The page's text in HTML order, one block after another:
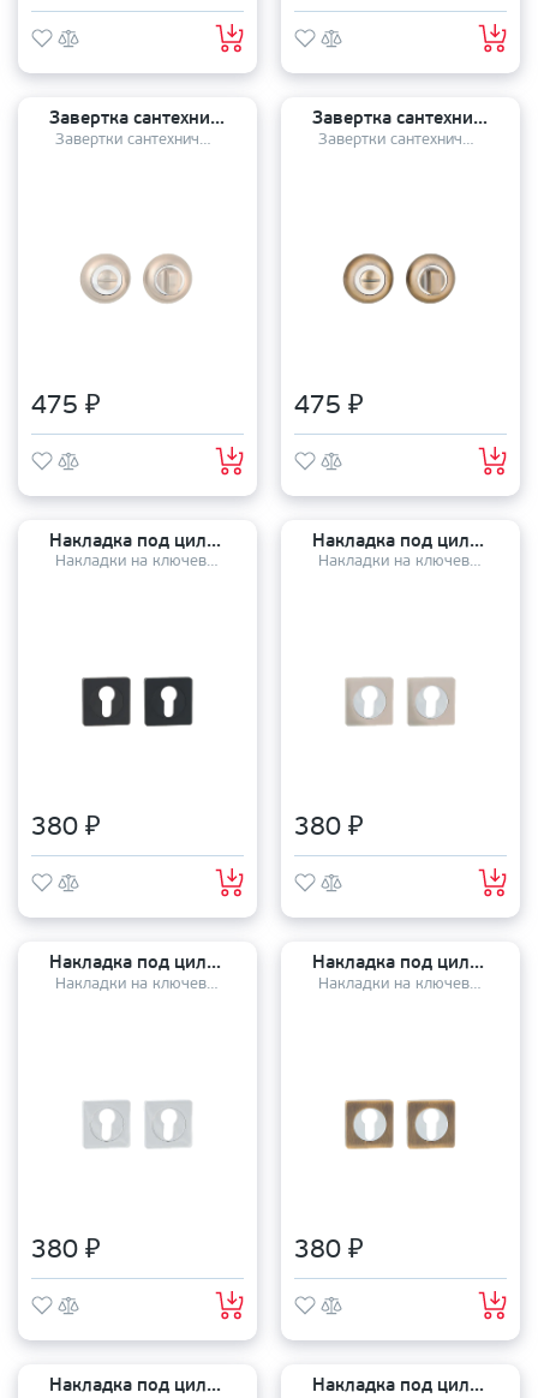
Завертка сантехническая TANDOOR TDAL BK-08 SN/CP
Завертки сантехнические
475 ₽
Завертка сантехническая TANDOOR TDAL BK-08 AB/CP
Завертки сантехнические
475 ₽
Накладка под цилиндр TANDOOR TDAL ET-02 BLACK
Накладки на ключевой цилиндр
380 ₽
Накладка под цилиндр TANDOOR TDAL ET-02 SN/CP
Накладки на ключевой цилиндр
380 ₽
Накладка под цилиндр TANDOOR TDAL ET-02 CP
Накладки на ключевой цилиндр
380 ₽
Накладка под цилиндр TANDOOR TDAL ET-02 AB/CP
Накладки на ключевой цилиндр
380 ₽
Накладка под цилиндр TANDOOR TDAL ET-02 GRF/CP Накладка под цилиндр TANDOOR TDAL ET-08 SN/CP